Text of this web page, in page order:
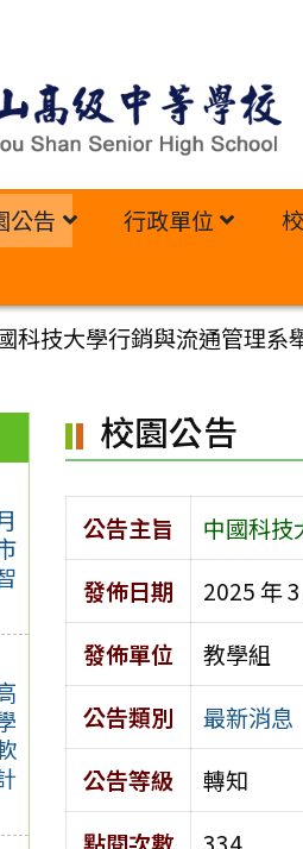
公告 行政單位
科技大學行銷與流通管理系
校園公告
公告主旨
中國科技
發佈日期
2025 年
發佈單位
教學組
公告類別
最新消息
公告等級
轉知